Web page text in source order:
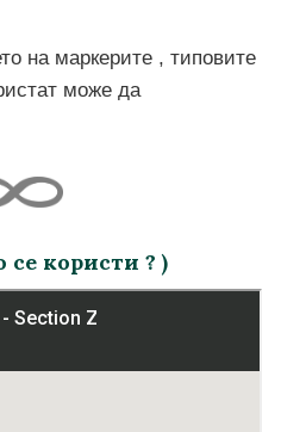
на маркерите , типовите
може да
се користи ? )